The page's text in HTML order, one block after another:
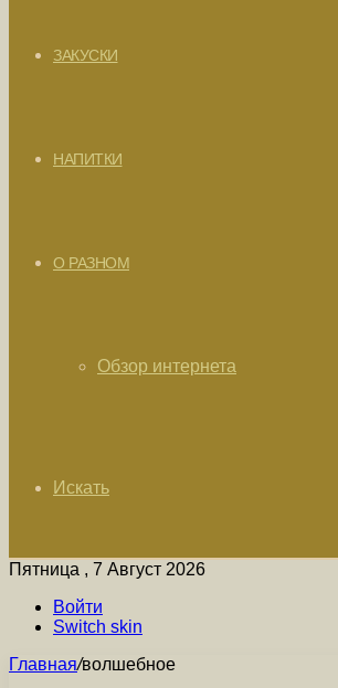
ЗАКУСКИ
НАПИТКИ
О РАЗНОМ
Обзор интернета
Искать
Пятница , 7 Август 2026
Войти
Switch skin
Главная/волшебное